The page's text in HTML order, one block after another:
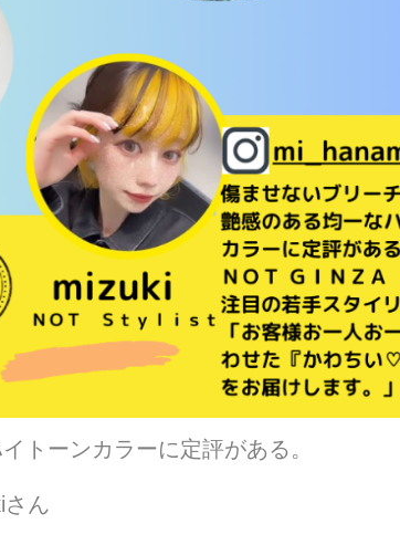
トーンカラーに定評がある。
さん